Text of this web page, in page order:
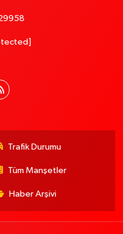
Trafik Durumu
Tüm Manşetler
Haber Arşivi